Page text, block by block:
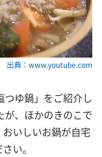
出典：www.youtube.com
ゆ鍋」をご紹介し
が、ほかのきのこで
いしいお鍋が自宅
い。